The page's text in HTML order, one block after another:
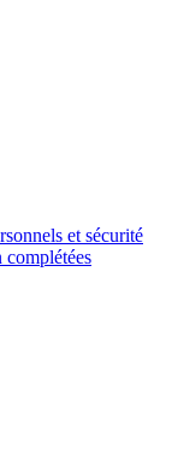
et sécurité
complétées